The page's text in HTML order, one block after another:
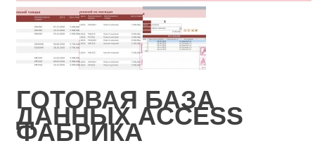
ГОТОВАЯ БАЗА
ДАННЫХ ACCESS
ФАБРИКА